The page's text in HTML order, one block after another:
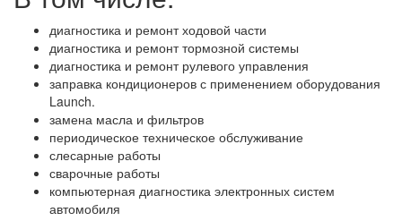
диагностика и ремонт ходовой части
диагностика и ремонт тормозной системы
диагностика и ремонт рулевого управления
заправка кондиционеров с применением оборудования
Launch.
замена масла и фильтров
периодическое техническое обслуживание
слесарные работы
сварочные работы
компьютерная диагностика электронных систем
автомобиля